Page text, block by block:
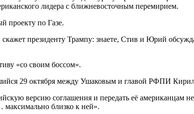
лидера с ближневосточным перемирием.
проекту по Газе.
президенту Трампу: знаете, Стив и Юрий
«со своим боссом».
29 октября между Ушаковым и главой РФПИ
версию соглашения и передать её
близко к ней».